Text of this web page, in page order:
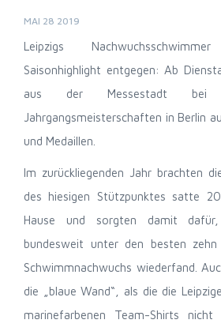
MAI 28 2019
Leipzigs
Saisonhighlight entgegen: Ab
aus der Messestadt bei
Jahrgangsmeisterschaften in Berlin
und Medaillen.
Im zurückliegenden Jahr brachten
des hiesigen Stützpunktes satte
Hause und sorgten damit
bundesweit unter den besten
Schwimmnachwuchs wiederfand.
die „blaue Wand“, als die die
marinefarbenen Team-Shirts nicht